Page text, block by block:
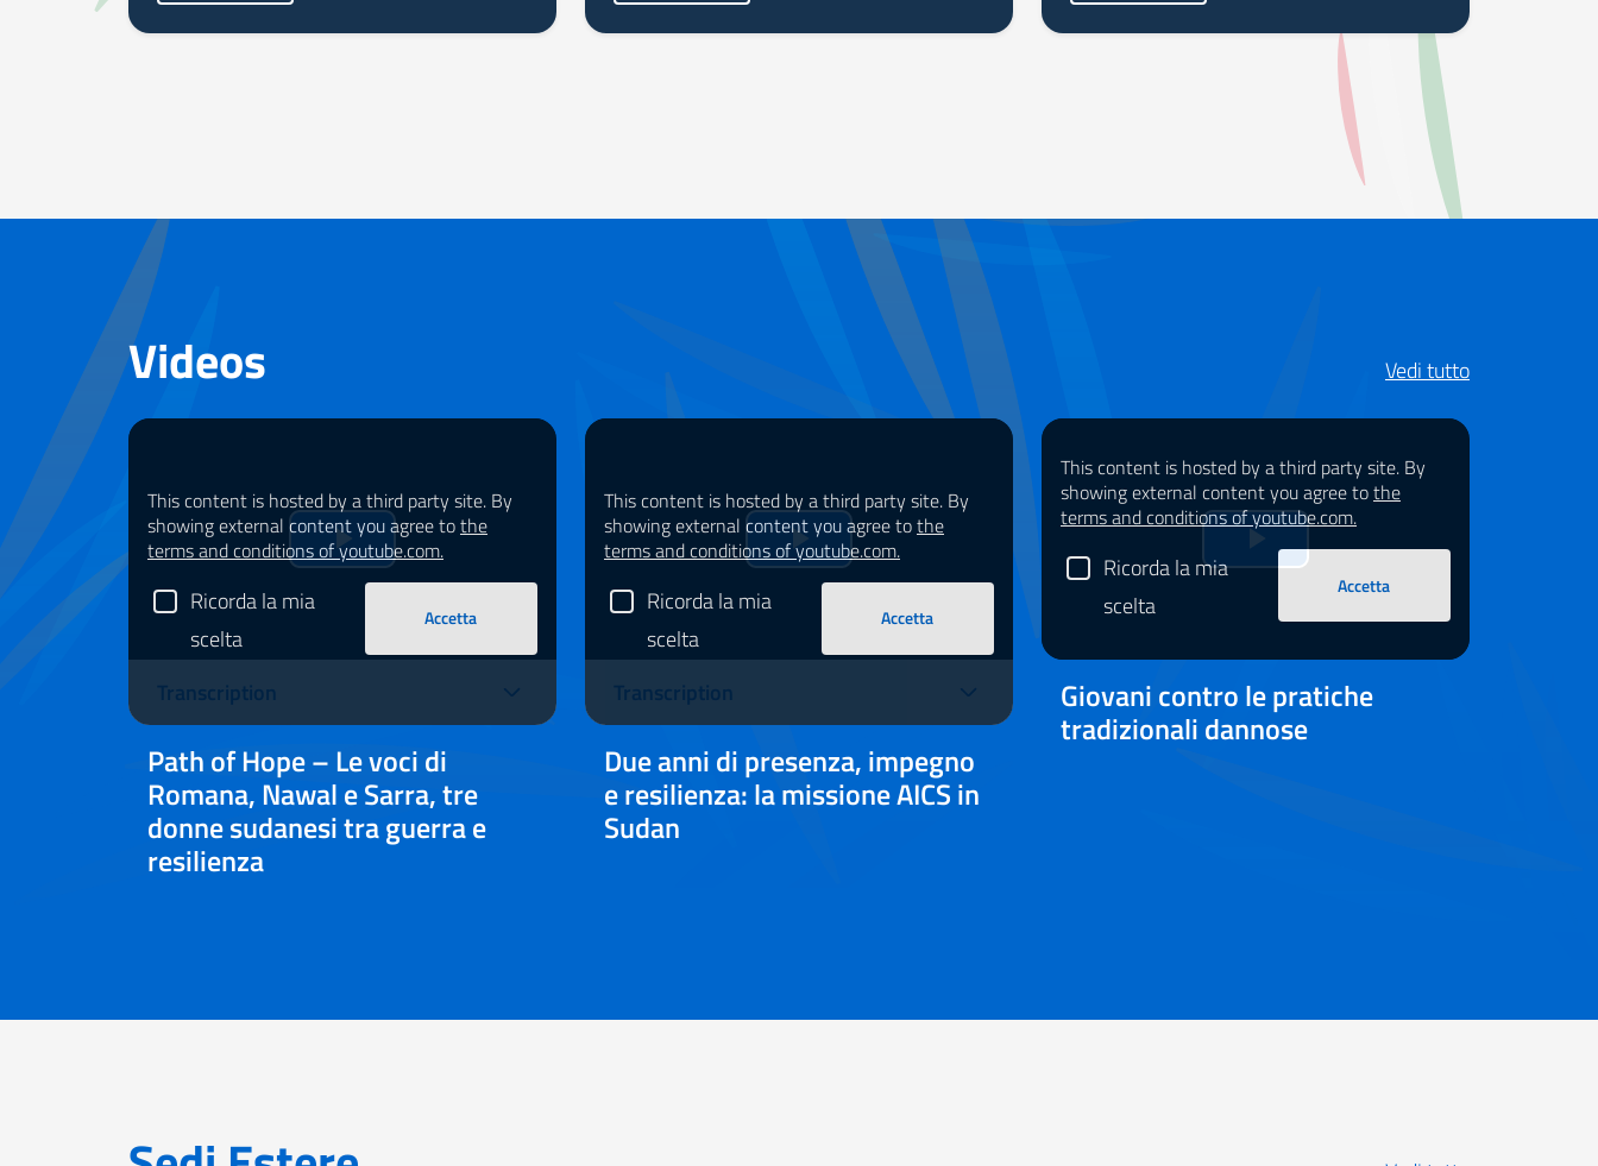
Videos Vedi tutto
This content is hosted by a third party site. By
showing external content you agree tothe
terms and conditions of youtube.com.
Ricorda la mia
scelta
Accetta
Riprduci
video
Transcription
Path of Hope – Le voci di
Romana, Nawal e Sarra, tre
donne sudanesi tra guerra e
resilienza
This content is hosted by a third party site. By
showing external content you agree tothe
terms and conditions of youtube.com.
Ricorda la mia
scelta
Accetta
Riprduci
video
Transcription
Due anni di presenza, impegno
e resilienza: la missione AICS in
Sudan
This content is hosted by a third party site. By
showing external content you agree tothe
terms and conditions of youtube.com.
Ricorda la mia
scelta
Accetta
Riprduci
video
Giovani contro le pratiche
tradizionali dannose